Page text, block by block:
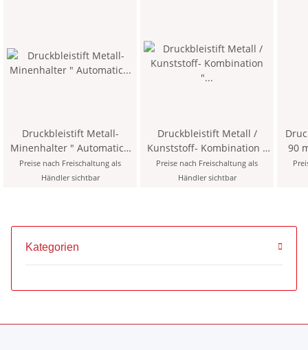
Druckbleistift Metall-
Minenhalter " Automatic "
5,6 x 80 mm Mine - Blau -
inklusive Minenspitzer >
Preise nach Freischaltung als
Händler sichtbar
Druckbleistift Metall /
Kunststoff- Kombination "
Versatil " 2,0 x 12 mm Mine
- farblich sortiert - mit
Preise nach Freischaltung als
Händler sichtbar
90
Kategorien